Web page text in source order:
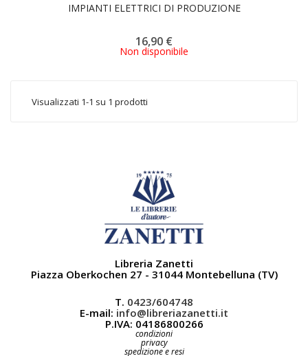
IMPIANTI ELETTRICI DI PRODUZIONE
16,90 €
Non disponibile
Visualizzati 1-1 su 1 prodotti
Libreria Zanetti
Piazza Oberkochen 27 - 31044 Montebelluna (TV)
T. 0423/604748
E-mail: info@libreriazanetti.it
P.IVA: 04186800266
condizioni
privacy
spedizione e resi